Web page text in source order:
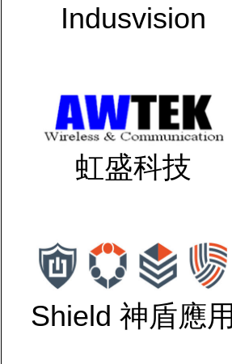
Indusvision
虹盛科技
Shield 神盾應用